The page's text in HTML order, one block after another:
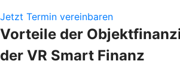
Jetzt Termin vereinbaren
Vorteile der
der VR Smart Finanz